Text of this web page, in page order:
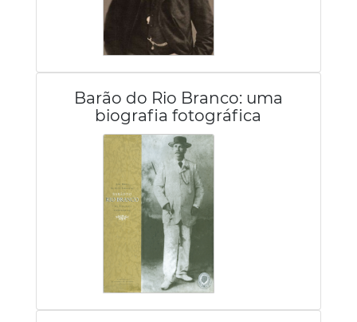
Barão do Rio Branco: uma
biografia fotográfica